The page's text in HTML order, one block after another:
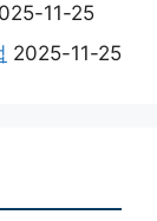
11-25
2025-11-25